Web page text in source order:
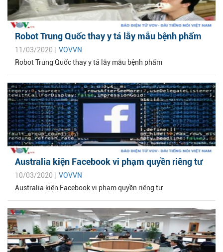
Robot Trung Quốc thay y tá lẫy mẫu bệnh phẩm
11/03/2020 | VOVVN
Robot Trung Quốc thay y tá lẫy mẫu bệnh phẩm
Australia kiện Facebook vi phạm quyền riêng tư
10/03/2020 | VOVVN
Australia kiện Facebook vi phạm quyền riêng tư